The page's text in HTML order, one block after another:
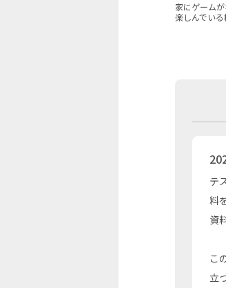
家にゲーム
楽しんでいる
テ
料
資
こ
立